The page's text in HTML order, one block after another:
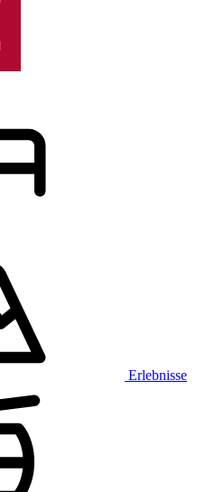
Erlebnisse